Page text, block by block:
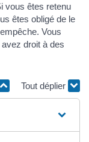
vous êtes retenu
êtes obligé de le
Vous
droit à des
Tout déplier